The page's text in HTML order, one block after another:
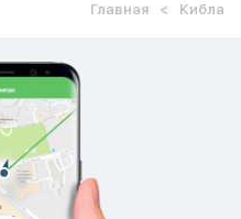
Главная Кибла